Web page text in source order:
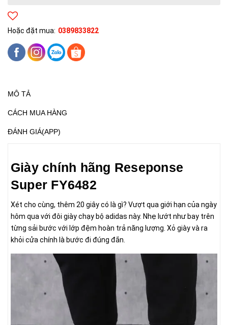
Hoặc đặt mua: 0389833822
MÔ TẢ
CÁCH MUA HÀNG
ĐÁNH GIÁ(APP)
Giày chính hãng Reseponse
Super FY6482
Xét cho cùng, thêm 20 giây có là gì? Vượt qua giới hạn của ngày
hôm qua với đôi giày chạy bộ adidas này. Nhẹ lướt như bay trên
từng sải bước với lớp đệm hoàn trả năng lượng. Xỏ giày và ra
khỏi cửa chính là bước đi đúng đắn.